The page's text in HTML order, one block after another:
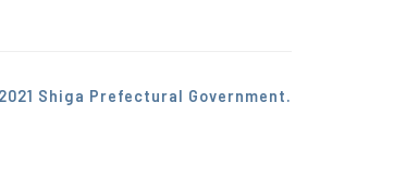
Shiga Prefectural Government.